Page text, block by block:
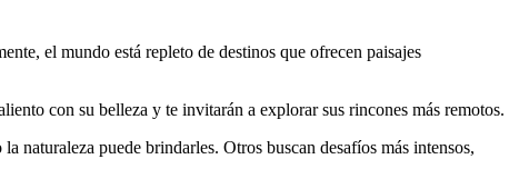
el mundo está repleto de destinos que ofrecen paisajes
con su belleza y te invitarán a explorar sus rincones más remotos.
naturaleza puede brindarles. Otros buscan desafíos más intensos,